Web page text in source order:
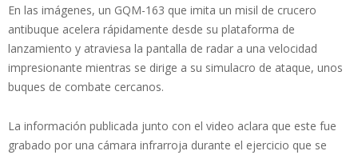
En las imágenes, un GQM-163 que imita un misil de crucero
antibuque acelera rápidamente desde su plataforma de
lanzamiento y atraviesa la pantalla de radar a una velocidad
impresionante mientras se dirige a su simulacro de ataque, unos
buques de combate cercanos.
La información publicada junto con el video aclara que este fue
grabado por una cámara infrarroja durante el ejercicio que se